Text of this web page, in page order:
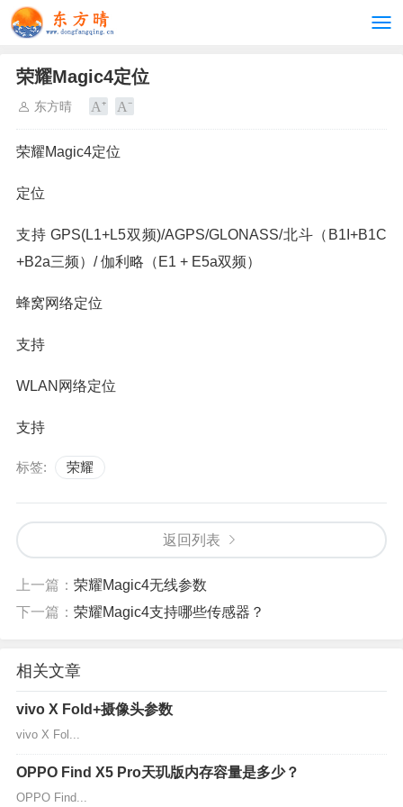
荣耀Magic4定位
东方晴
荣耀Magic4定位
定位
支持 GPS(L1+L5双频)/AGPS/GLONASS/北斗（B1I+B1C
+B2a三频）/ 伽利略（E1 + E5a双频）
蜂窝网络定位
支持
WLAN网络定位
支持
标签: 荣耀
返回列表
上一篇： 荣耀Magic4无线参数
下一篇： 荣耀Magic4支持哪些传感器？
相关文章
vivo X Fold+摄像头参数
vivo X Fol...
OPPO Find X5 Pro天玑版内存容量是多少？
OPPO Find...